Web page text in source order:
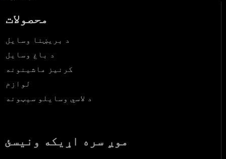
محصولات
د بریښنا وسایل
د باغ وسایل
کرنیز ماشینونه
لوازم
د لاسي وسایلو سیټونه
موږ سره اړیکه ونیسئ